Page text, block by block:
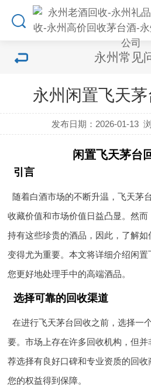
永州常见
永州闲置飞天
发布日期：2026-01-13
闲置飞天茅台
引言
随着白酒市场的不断升温，飞天茅
收藏价值和市场价值日益凸显。然
持有这些珍贵的酒品，因此，了解
变得尤为重要。本文将详细介绍闲
您更好地处理手中的高端酒品。
选择可靠的回收渠道
在进行飞天茅台回收之前，选择一
要。市场上存在许多回收机构，但
荐选择有良好口碑和专业资质的回
您的权益得到保障。